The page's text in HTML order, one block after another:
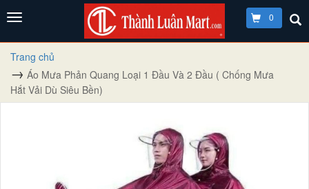
0
Trang chủ
Áo Mưa Phản Quang Loại 1 Đầu Và 2 Đầu ( Chống Mưa
Hắt Vải Dù Siêu Bền)